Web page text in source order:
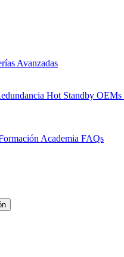
Avanzadas
Hot Standby OEMs
Academia FAQs